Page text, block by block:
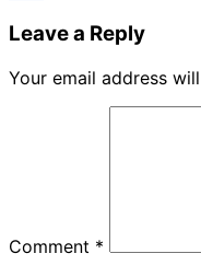
Leave a Reply
Your email address
Comment *